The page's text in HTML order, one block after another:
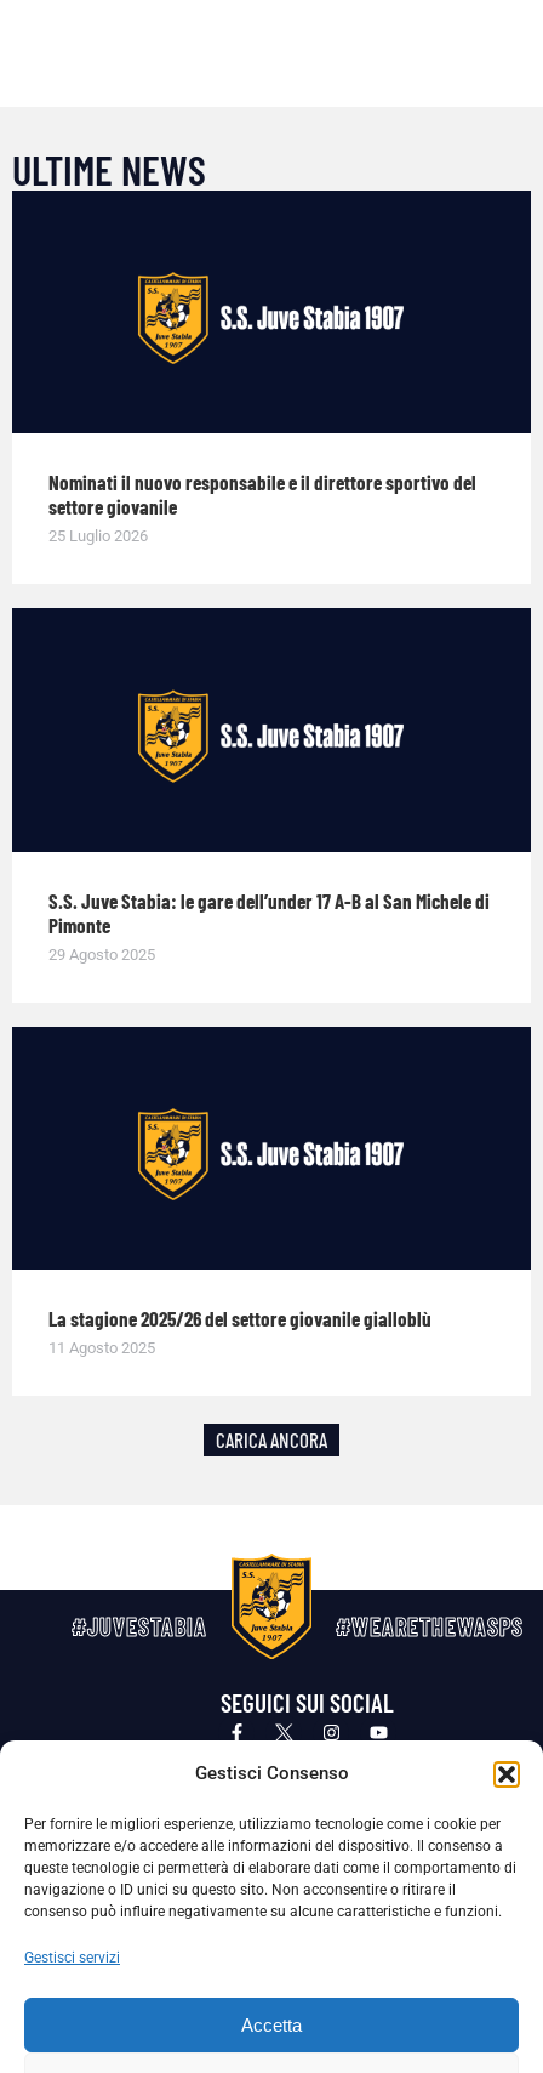
Gestisci Consenso
Per fornire le migliori esperienze, utilizziamo tecnologie come i cookie per
memorizzare e/o accedere alle informazioni del dispositivo. Il consenso a
queste tecnologie ci permetterà di elaborare dati come il comportamento di
navigazione o ID unici su questo sito. Non acconsentire o ritirare il
consenso può influire negativamente su alcune caratteristiche e funzioni.
Gestisci servizi
Accetta
ULTIME NEWS
Nominati il nuovo responsabile e il direttore sportivo del
settore giovanile
25 Luglio 2026
S.S. Juve Stabia: le gare dell’under 17 A-B al San Michele di
Pimonte
29 Agosto 2025
La stagione 2025/26 del settore giovanile gialloblù
11 Agosto 2025
CARICA ANCORA
#JUVESTABIA #WEARETHEWASPS
SEGUICI SUI SOCIAL
Privacy Policy Cookie Policy
La Società ha nominato il Responsabile della Protezione dei Dati Personali (DPO), figura specializzata che vigila sulle modalità
adottate dalla nostra Società per tutelare i Suoi dati personali.
Per contattare il DPO può scrivere a